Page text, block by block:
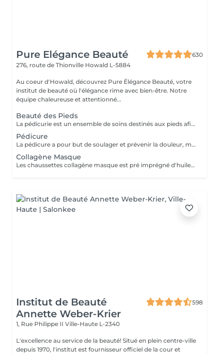
Pure Elégance Beauté
630
276, route de Thionville Howald L-5884
Au coeur d'Howald, découvrez Pure Élégance Beauté, votre
institut de beauté où l'élégance rime avec bien-être. Notre
équipe chaleureuse et attentionné...
Beauté des Pieds
La pédicurie est un ensemble de soins destinés aux pieds afin d'améliorer leur confort et leur apparence, ainsi que ceux des ongles. Bain de pieds inclus.
Pédicure
La pédicure a pour but de soulager et prévenir la douleur, mais également les effets secondaires des pathologies. Cors, durillons, crevasses ou il-de-perdrix sont ainsi traités par une pédicure. (avec coupe cors lames)
Collagène Masque
Les chaussettes collagène masque est pré imprégné d'huile d'argon et d'une émulsion riche en collagène pour pénétrer et hydrater la peau.
Institut de Beauté
Annette Weber-Krier
598
1, Rue Philippe II Ville-Haute L-2340
L'excellence au service de la beauté! Situé en plein centre-ville
depuis 1970, l'institut est fournisseur officiel de la cour et